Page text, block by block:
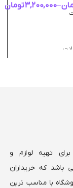
–
3,200,000تومان
تهیه لوازم و
باشد که خریداران
با مناسب ترین